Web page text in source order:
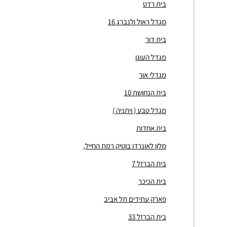
בית רדט
מגדל ראול ולנברג 16
בית דור
מגדל העוגן
מגדלי אור
בית הנחושת 10
מגדל טבע ( ויתניה )
בית אחדות
מלון לאונרדו בוטיק רמת החייל,
בית הברזל 7
בית הכיכר
פארק עתידים תל אביב
בית הברזל 33